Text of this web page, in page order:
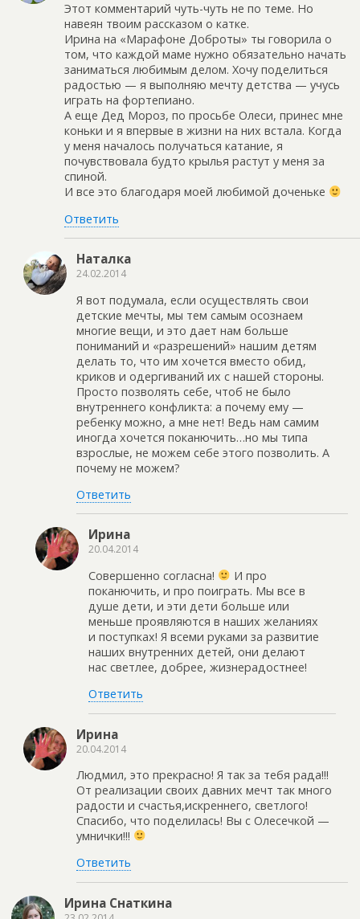
Этот комментарий чуть-чуть не по теме. Но
навеян твоим рассказом о катке.
Ирина на «Марафоне Доброты» ты говорила о
том, что каждой маме нужно обязательно начать
заниматься любимым делом. Хочу поделиться
радостью — я выполняю мечту детства — учусь
играть на фортепиано.
А еще Дед Мороз, по просьбе Олеси, принес мне
коньки и я впервые в жизни на них встала. Когда
у меня началось получаться катание, я
почувствовала будто крылья растут у меня за
спиной.
И все это благодаря моей любимой доченьке
Ответить
Наталка
24.02.2014
Я вот подумала, если осуществлять свои
детские мечты, мы тем самым осознаем
многие вещи, и это дает нам больше
пониманий и «разрешений» нашим детям
делать то, что им хочется вместо обид,
криков и одергиваний их с нашей стороны.
Просто позволять себе, чтоб не было
внутреннего конфликта: а почему ему —
ребенку можно, а мне нет! Ведь нам самим
иногда хочется поканючить…но мы типа
взрослые, не можем себе этого позволить. А
почему не можем?
Ответить
Ирина
20.04.2014
Совершенно согласна!
И про
поканючить, и про поиграть. Мы все в
душе дети, и эти дети больше или
меньше проявляются в наших желаниях
и поступках! Я всеми руками за развитие
наших внутренних детей, они делают
нас светлее, добрее, жизнерадостнее!
Ответить
Ирина
20.04.2014
Людмил, это прекрасно! Я так за тебя рада!!!
От реализации своих давних мечт так много
радости и счастья,искреннего, светлого!
Спасибо, что поделилась! Вы с Олесечкой —
умнички!!!
Ответить
Ирина Снаткина